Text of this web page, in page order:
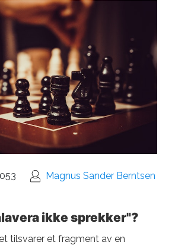
Magnus Sander Berntsen
ikke sprekker"?
tilsvarer et fragment av en